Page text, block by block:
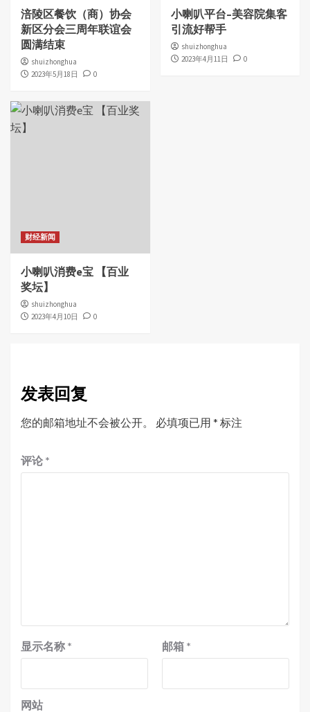
涪陵区餐饮（商）协会
新区分会三周年联谊会
圆满结束
shuizhonghua
2023年5月18日
0
小喇叭平台–美容院集客
引流好帮手
shuizhonghua
2023年4月11日
0
财经新闻
小喇叭消费e宝 【百业
奖坛】
shuizhonghua
2023年4月10日
0
发表回复
您的邮箱地址不会被公开。 必填项已用 * 标注
评论 *
显示名称 * 邮箱 *
网站